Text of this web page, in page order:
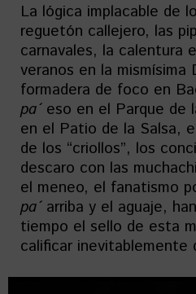
La lógica implacable de
reguetón callejero, las
carnavales, la calentura
veranos en la mismísima
formadera de foco en
pa´eso en el Parque de
en el Patio de la Salsa,
de los “criollos”, los
descaro con las
el meneo, el fanatismo
pa´arriba y el aguaje,
tiempo el sello de esta
calificar inevitablemente